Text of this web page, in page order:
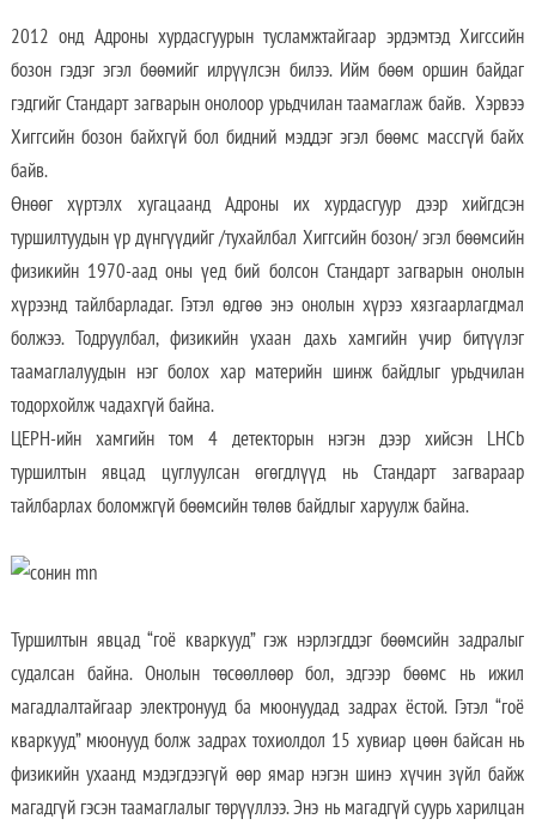
2012 онд Адроны хурдасгуурын тусламжтайгаар эрдэмтэд Хигссийн
бозон гэдэг эгэл бөөмийг илрүүлсэн билээ. Ийм бөөм оршин байдаг
гэдгийг Стандарт загварын онолоор урьдчилан таамаглаж байв. Хэрвээ
Хиггсийн бозон байхгүй бол бидний мэддэг эгэл бөөмс массгүй байх
байв.
Өнөөг хүртэлх хугацаанд Адроны их хурдасгуур дээр хийгдсэн
туршилтуудын үр дүнгүүдийг /тухайлбал Хиггсийн бозон/ эгэл бөөмсийн
физикийн 1970-аад оны үед бий болсон Стандарт загварын онолын
хүрээнд тайлбарладаг. Гэтэл өдгөө энэ онолын хүрээ хязгаарлагдмал
болжээ. Тодруулбал, физикийн ухаан дахь хамгийн учир битүүлэг
таамаглалуудын нэг болох хар материйн шинж байдлыг урьдчилан
тодорхойлж чадахгүй байна.
ЦЕРН-ийн хамгийн том 4 детекторын нэгэн дээр хийсэн LHCb
туршилтын явцад цуглуулсан өгөгдлүүд нь Стандарт загвараар
тайлбарлах боломжгүй бөөмсийн төлөв байдлыг харуулж байна.
Туршилтын явцад “гоё кваркууд” гэж нэрлэгддэг бөөмсийн задралыг
судалсан байна. Онолын төсөөллөөр бол, эдгээр бөөмс нь ижил
магадлалтайгаар электронууд ба мюонуудад задрах ёстой. Гэтэл “гоё
кваркууд” мюонууд болж задрах тохиолдол 15 хувиар цөөн байсан нь
физикийн ухаанд мэдэгдээгүй өөр ямар нэгэн шинэ хүчин зүйл байж
магадгүй гэсэн таамаглалыг төрүүллээ. Энэ нь магадгүй суурь харилцан